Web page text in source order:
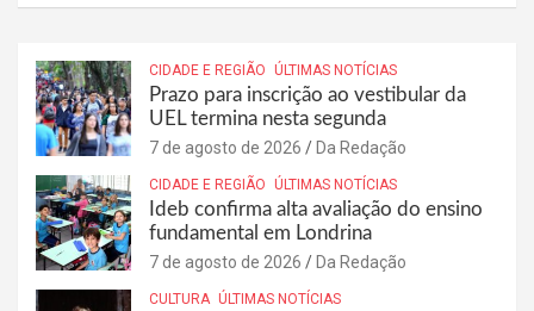
CIDADE E REGIÃO ÚLTIMAS NOTÍCIAS
Prazo para inscrição ao vestibular da
UEL termina nesta segunda
7 de agosto de 2026 Da Redação
CIDADE E REGIÃO ÚLTIMAS NOTÍCIAS
Ideb confirma alta avaliação do ensino
fundamental em Londrina
7 de agosto de 2026 Da Redação
CULTURA ÚLTIMAS NOTÍCIAS